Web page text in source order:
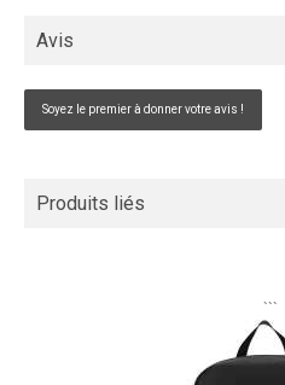
Avis
Soyez le premier à donner votre avis !
Produits liés
```